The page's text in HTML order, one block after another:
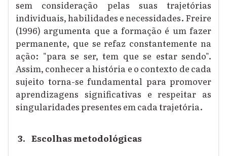
sem consideração pelas suas trajetórias
individuais, habilidades e necessidades. Freire
(1996) argumenta que a formação é um fazer
permanente, que se refaz constantemente na
ação: "para se ser, tem que se estar sendo".
Assim, conhecer a história e o contexto de cada
sujeito torna-se fundamental para promover
aprendizagens significativas e respeitar as
singularidades presentes em cada trajetória.
3. Escolhas metodológicas